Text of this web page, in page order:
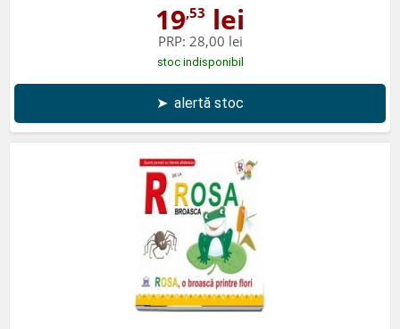
19,53 lei
PRP: 28,00 lei
stoc indisponibil
➤ alertă stoc